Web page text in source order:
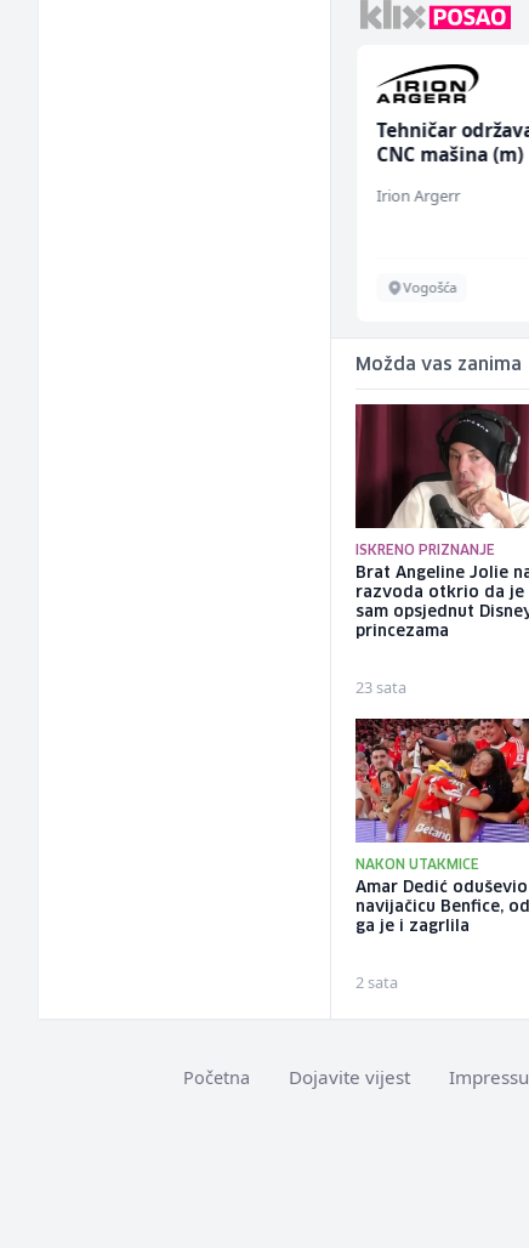
Tehničar
CNC mašina (m)
Irion Argerr
Vogošća
Možda vas zanima
ISKRENO PRIZNANJE
Brat Angeline Jolie
razvoda otkrio da je
sam opsjednut
princezama
23 sata
NAKON UTAKMICE
Amar Dedić oduševio
navijačicu Benfice,
ga je i zagrlila
2 sata
Početna Dojavite vijest